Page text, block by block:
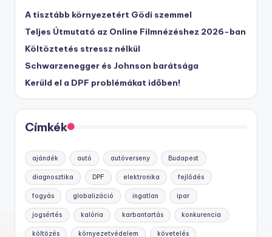
A tisztább környezetért Gödi szemmel
Teljes Útmutató az Online Filmnézéshez 2026-ban
Költöztetés stressz nélkül
Schwarzenegger és Johnson barátsága
Kerüld el a DPF problémákat időben!
Címkék
ajándék autó autóverseny Budapest
diagnosztika DPF elektronika fejlődés
fogyás globalizáció ingatlan ipar
jogsértés kalória karbantartás konkurencia
költözés környezetvédelem követelés